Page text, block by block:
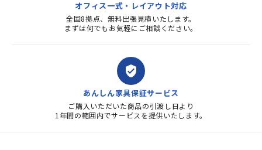
オフィス一式・レイアウト対応
全国8拠点、無料出張見積いたします。
まずは何でもお気軽にご相談ください。
verified_user
あんしん家具保証サービス
ご購入いただいた商品の引渡し日より
1年間の範囲内でサービスを提供いたします。